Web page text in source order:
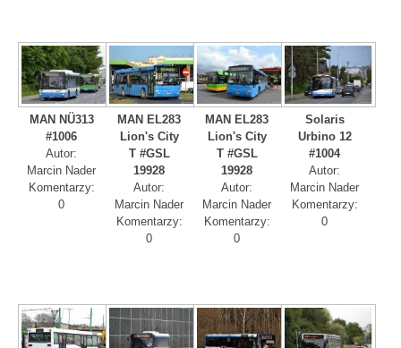
MAN NÜ313
#1006
Autor:
Marcin Nader
Komentarzy:
0
MAN EL283
Lion's City
T #GSL
19928
Autor:
Marcin Nader
Komentarzy:
0
MAN EL283
Lion's City
T #GSL
19928
Autor:
Marcin Nader
Komentarzy:
0
Solaris
Urbino 12
#1004
Autor:
Marcin Nader
Komentarzy:
0